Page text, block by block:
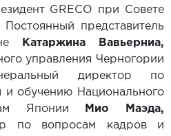
GRECO при Совете
представитель
Катаржина Вавьерниа,
управления Черногории
директор по
обучению Национального
Японии
Мио Маэда,
по вопросам кадров и